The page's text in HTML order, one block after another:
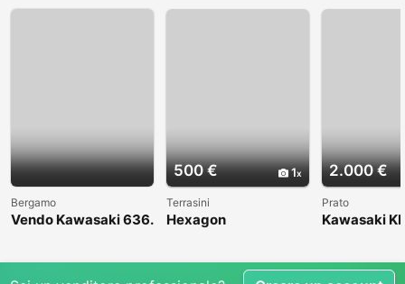
Bergamo
Vendo Kawasaki 636.
500 € 1
Terrasini
Hexagon
2.000 €
Prato
Kawasaki